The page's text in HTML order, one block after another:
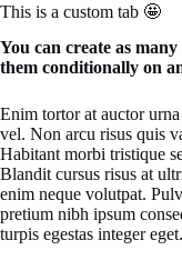
This is a custom tab 🤩
You can create as
them conditionally on
Enim tortor at auctor
vel. Non arcu risus quis
Habitant morbi tristique
Blandit cursus risus at
enim neque volutpat.
pretium nibh ipsum
turpis egestas integer